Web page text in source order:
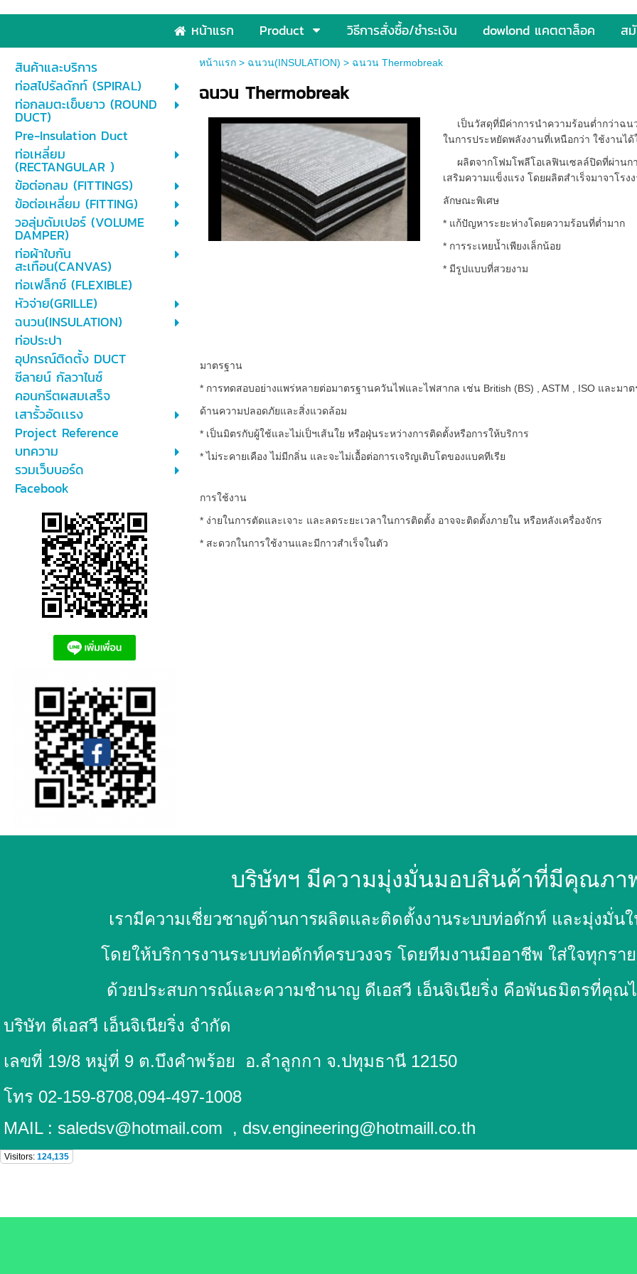
หน้าแรก Product วิธีการสั่งซื้อ/ชำระเงิน dowlond แคตตาล็อค ส
สินค้าและบริการ
ท่อสไปรัลดักท์ (SPIRAL)
ท่อกลมตะเข็บยาว (ROUND
DUCT)
Pre-Insulation Duct
ท่อเหลี่ยม
(RECTANGULAR )
ข้อต่อกลม (FITTINGS)
ข้อต่อเหลี่ยม (FITTING)
วอลุ่มดัมเปอร์ (VOLUME
DAMPER)
ท่อผ้าใบกัน
สะเทือน(CANVAS)
ท่อเฟล็กซ์ (FLEXIBLE)
หัวจ่าย(GRILLE)
ฉนวน(INSULATION)
ท่อประปา
อุปกรณ์ติดตั้ง DUCT
ซีลายน์ กัลวาไนซ์
คอนกรีตผสมเสร็จ
เสารั้วอัดเเรง
Project Reference
บทความ
รวมเว็บบอร์ด
Facebook
หน้าแรก> ฉนวน(INSULATION) > ฉนวน Thermobreak
ฉนวน Thermobreak
เป็นวัสดุที่มีค่าการนำความร้อนต่ำกว่าฉน
ในการประหยัดพลังงานที่เหนือกว่า ใช้งานไ
ผลิตจากโฟมโพลีโอเลฟินเซลล์ปิดที่ผ่านกา
เสริมความแข็งแรง โดยผลิตสำเร็จมาจาโรง
ลักษณะพิเศษ
* แก้ปัญหาระยะห่างโดยความร้อนที่ต่ำมาก
* การระเหยน้ำเพียงเล็กน้อย
* มีรูปแบบที่สวยงาม
มาตรฐาน
* การทดสอบอย่างแพร่หลายต่อมาตรฐานควันไฟและไฟสากล เช่น British (BS) , ASTM , ISO และมาต
ด้านความปลอดภัยและสิ่งแวดล้อม
* เป็นมิตรกับผู้ใช้และไม่เป็ฯเส้นใย หรือฝุ่นระหว่างการติดตั้งหรือการให้บริการ
* ไม่ระคายเคือง ไม่มีกลิ่น และจะไม่เอื้อต่อการเจริญเติบโตของแบคทีเรีย
การใช้งาน
* ง่ายในการตัดและเจาะ และลดระยะเวลาในการติดตั้ง อาจจะติดตั้งภายใน หรือหลังเครื่องจักร
* สะดวกในการใช้งานและมีกาวสำเร็จในตัว
บริษัทฯ มีความมุ่งมั่นมอบสินค้าที่มีคุณภา
เรามีความเชี่ยวชาญด้านการผลิตและติดตั้งงานระบบท่อดักท์ และมุ่งมั่
โดยให้บริการงานระบบท่อดักท์ครบวงจร โดยทีมงานมืออาชีพ ใส่ใจทุกรา
ด้วยประสบการณ์และความชำนาญ ดีเอสวี เอ็นจิเนียริ่ง คือพันธมิตรที่คุณ
บริษัท ดีเอสวี เอ็นจิเนียริ่ง จำกัด
เลขที่ 19/8 หมู่ที่ 9 ต.บึงคำพร้อย อ.ลำลูกกา จ.ปทุมธานี 12150
โทร 02-159-8708,094-497-1008
MAIL : saledsv@hotmail.com , dsv.engineering@hotmaill.co.th
Visitors: 124,135